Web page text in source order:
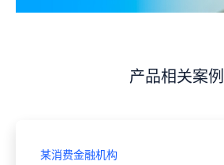
产品相关案例
某消费金融机构